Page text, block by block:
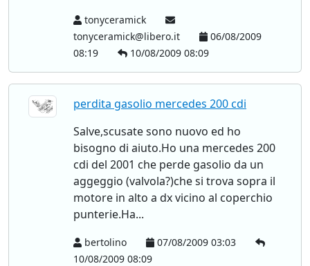
tonyceramick
tonyceramick@libero.it
06/08/2009
08:19
10/08/2009 08:09
perdita gasolio mercedes 200 cdi
Salve,scusate sono nuovo ed ho
bisogno di aiuto.Ho una mercedes 200
cdi del 2001 che perde gasolio da un
aggeggio (valvola?)che si trova sopra il
motore in alto a dx vicino al coperchio
punterie.Ha...
bertolino
07/08/2009 03:03
10/08/2009 08:09